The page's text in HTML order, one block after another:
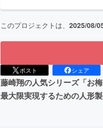
このプロジェクトは、 2025/08/
ポスト シェア
藤崎翔の人気シリーズ「お
最大限実現するための人形